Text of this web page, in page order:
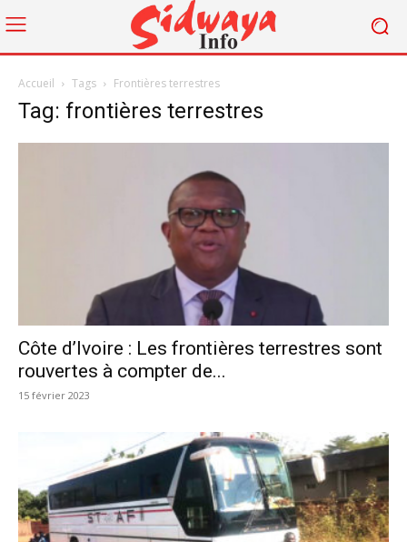
Accueil Tags Frontières terrestres
Tag: frontières terrestres
Côte d’Ivoire : Les frontières terrestres sont
rouvertes à compter de...
15 février 2023